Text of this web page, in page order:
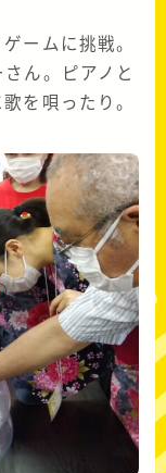
ームに挑戦。
ん。ピアノと
を唄ったり。